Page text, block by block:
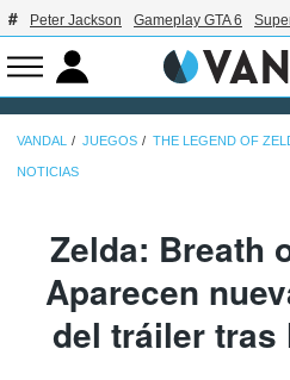
Peter Jackson Gameplay GTA 6
VANDAL JUEGOS THE LEGEND OF
NOTICIAS
Zelda: Breath
Aparecen
del tráiler tras